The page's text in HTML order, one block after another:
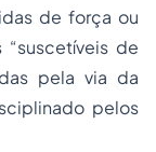
de força ou
de
pela via da
pelos